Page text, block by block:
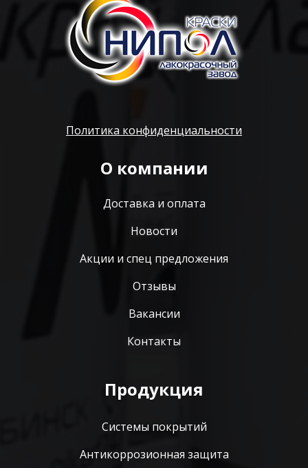
Политика конфиденциальности
О компании
Доставка и оплата
Новости
Акции и спец предложения
Отзывы
Вакансии
Контакты
Продукция
Системы покрытий
Антикоррозионная защита